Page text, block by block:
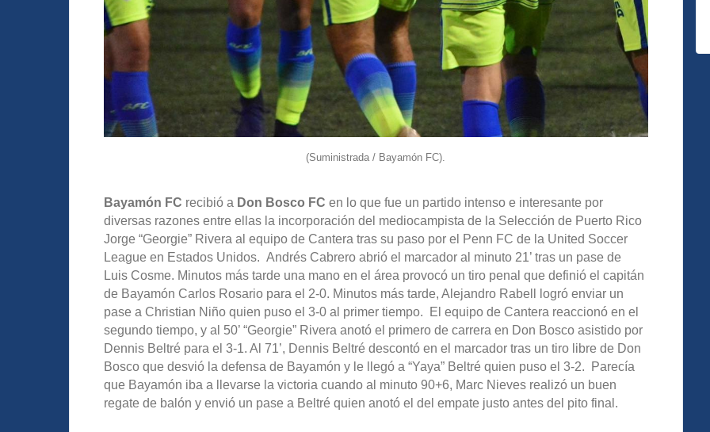
(Suministrada / Bayamón FC).
Bayamón FC recibió a Don Bosco FC en lo que fue un partido intenso e interesante por
diversas razones entre ellas la incorporación del mediocampista de la Selección de Puerto Rico
Jorge “Georgie” Rivera al equipo de Cantera tras su paso por el Penn FC de la United Soccer
League en Estados Unidos. Andrés Cabrero abrió el marcador al minuto 21’ tras un pase de
Luis Cosme. Minutos más tarde una mano en el área provocó un tiro penal que definió el capitán
de Bayamón Carlos Rosario para el 2-0. Minutos más tarde, Alejandro Rabell logró enviar un
pase a Christian Niño quien puso el 3-0 al primer tiempo. El equipo de Cantera reaccionó en el
segundo tiempo, y al 50’ “Georgie” Rivera anotó el primero de carrera en Don Bosco asistido por
Dennis Beltré para el 3-1. Al 71’, Dennis Beltré descontó en el marcador tras un tiro libre de Don
Bosco que desvió la defensa de Bayamón y le llegó a “Yaya” Beltré quien puso el 3-2. Parecía
que Bayamón iba a llevarse la victoria cuando al minuto 90+6, Marc Nieves realizó un buen
regate de balón y envió un pase a Beltré quien anotó el del empate justo antes del pito final.